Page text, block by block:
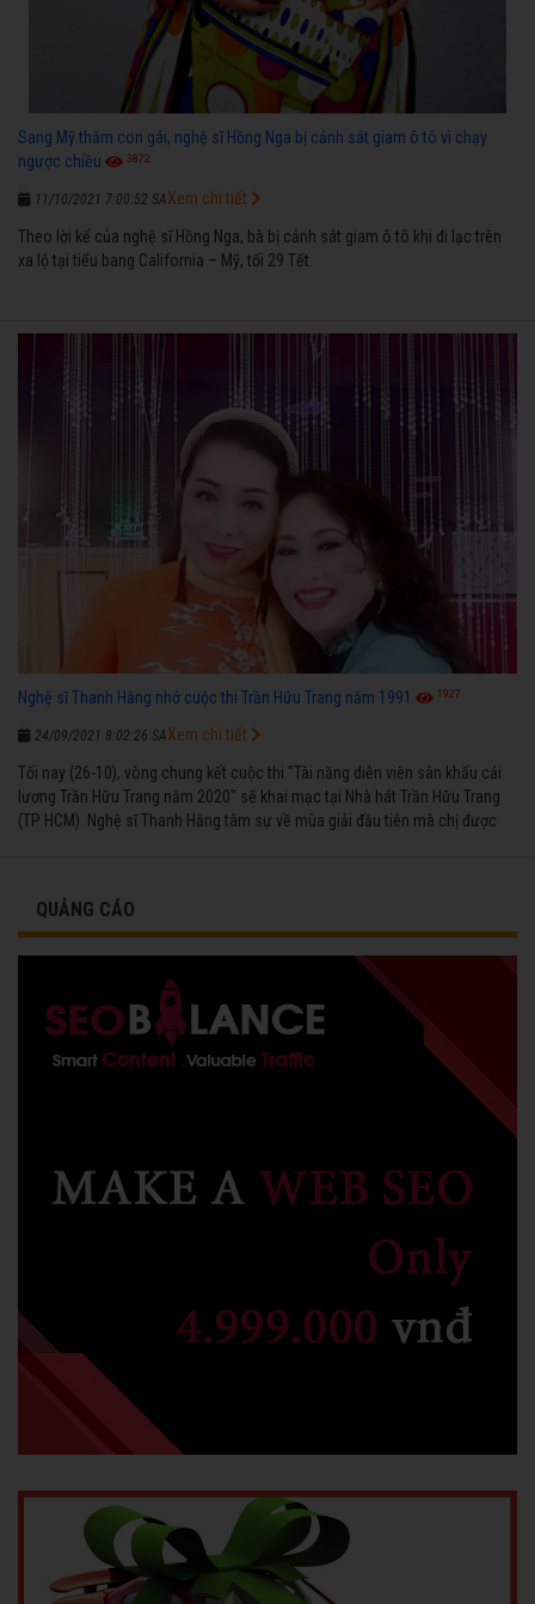
Sang Mỹ thăm con gái, nghệ sĩ Hồng Nga bị cảnh sát giam ô tô vì chạy
ngược chiều
3872
11/10/2021 7:00:52 SA
Theo lời kể của nghệ sĩ Hồng Nga, bà bị cảnh sát giam ô tô khi đi lạc trên
xa lộ tại tiểu bang California – Mỹ, tối 29 Tết.
Xem chi tiết
Nghệ sĩ Thanh Hằng nhớ cuộc thi Trần Hữu Trang năm 1991 1927
24/09/2021 8:02:26 SA
Tối nay (26-10), vòng chung kết cuộc thi "Tài năng diễn viên sân khấu cải
lương Trần Hữu Trang năm 2020" sẽ khai mạc tại Nhà hát Trần Hữu Trang
(TP HCM). Nghệ sĩ Thanh Hằng tâm sự về mùa giải đầu tiên mà chị được
Xem chi tiết
QUẢNG CÁO